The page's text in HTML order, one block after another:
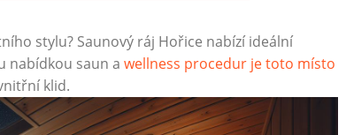
stylu? Saunový ráj Hořice nabízí ‌ideální
nabídkou saun a wellness procedur je toto ⁣místo
klid.